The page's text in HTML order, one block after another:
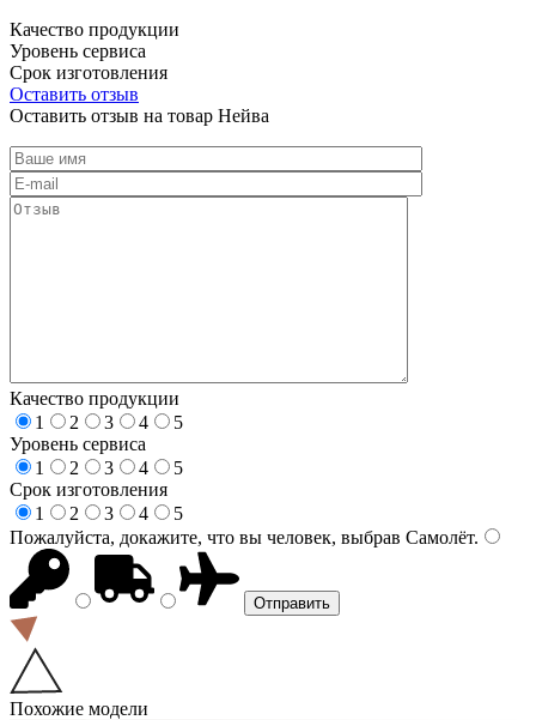
Качество продукции
Уровень сервиса
Срок изготовления
Оставить отзыв
Оставить отзыв на товар Нейва
Качество продукции
1
2 3 4
5
Уровень сервиса
1
2 3 4
5
Срок изготовления
1
2 3 4
5
Пожалуйста, докажите, что вы человек, выбрав Самолёт.
Похожие модели